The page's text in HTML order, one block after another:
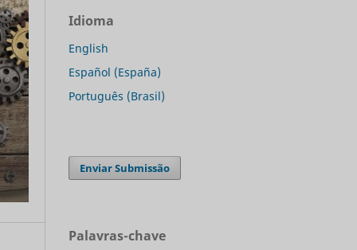
Idioma
English
Español (España)
Português (Brasil)
Enviar Submissão
Palavras-chave